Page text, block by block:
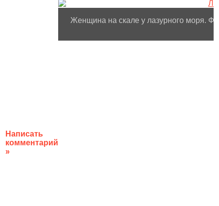
Написать
комментарий
»
Женщина на скале у лазурного моря.